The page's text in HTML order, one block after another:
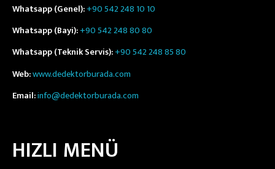
Whatsapp (Genel):+90 542 248 10 10
Whatsapp (Bayi):+90 542 248 80 80
Whatsapp (Teknik Servis):+90 542 248 85 80
Web:www.dedektorburada.com
Email:info@dedektorburada.com
HIZLI MENÜ